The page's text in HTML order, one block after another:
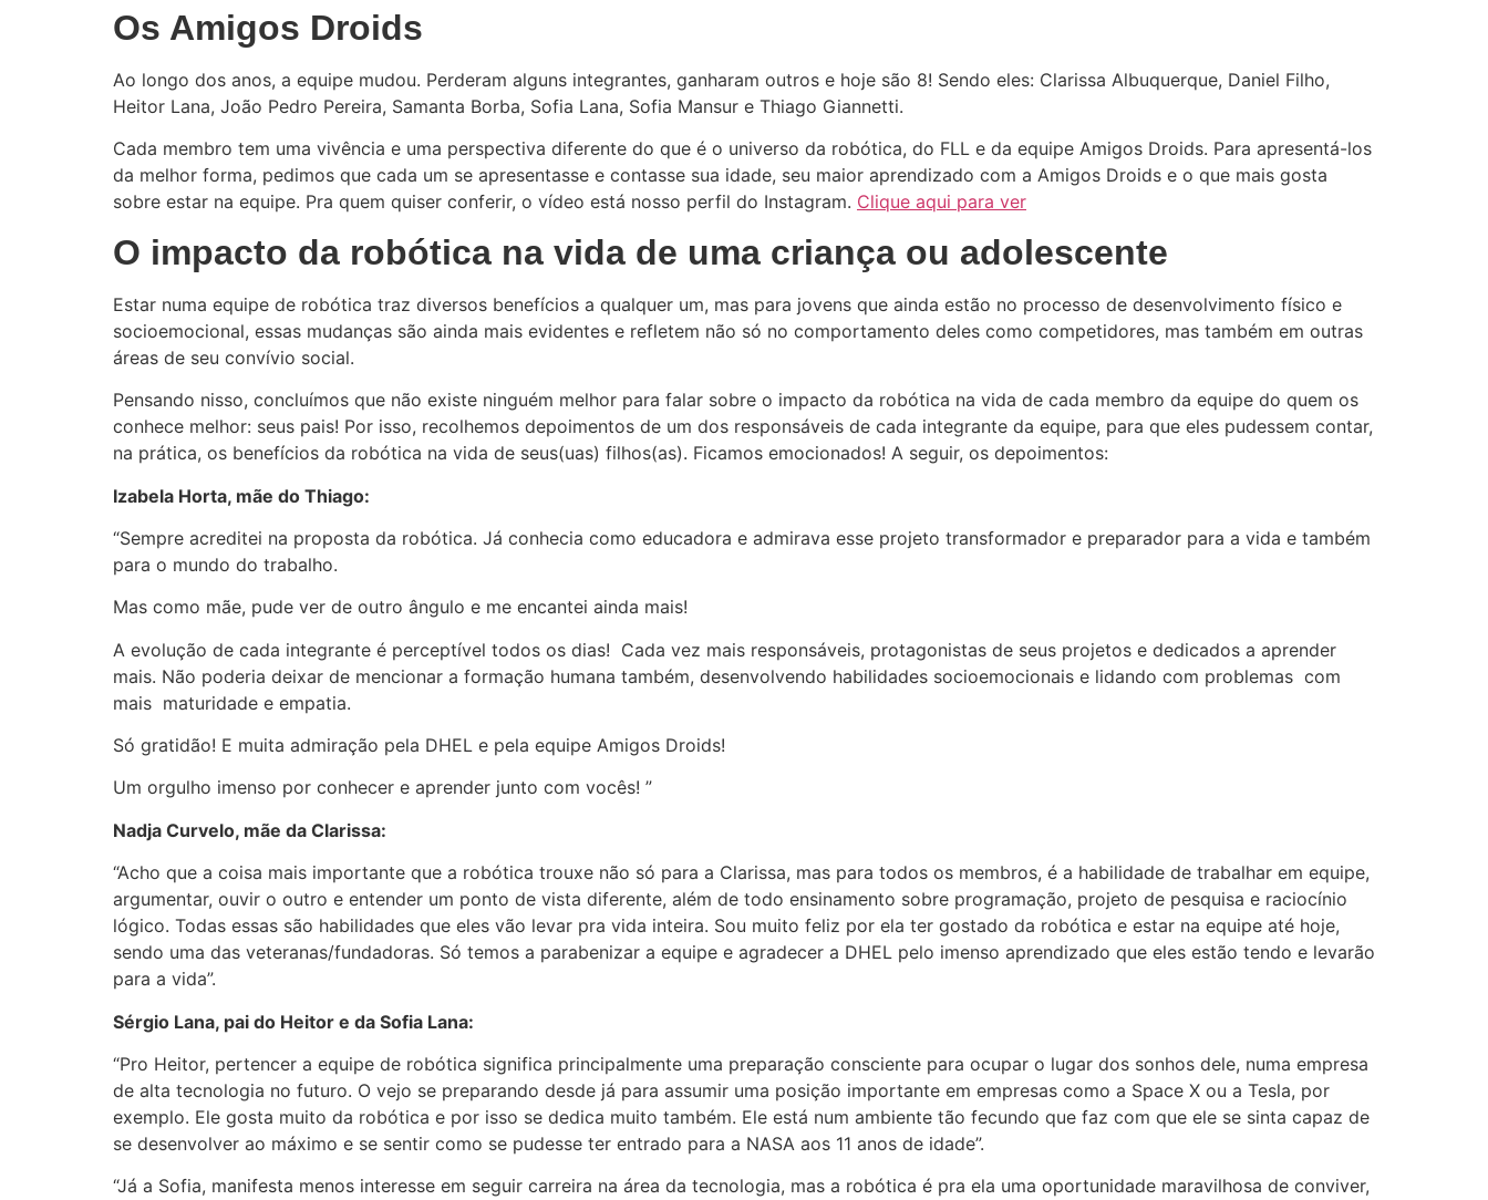
Os Amigos Droids
Ao longo dos anos, a equipe mudou. Perderam alguns integrantes, ganharam outros e hoje são 8! Sendo eles: Clarissa Albuquerque, Daniel Filho,
Heitor Lana, João Pedro Pereira, Samanta Borba, Sofia Lana, Sofia Mansur e Thiago Giannetti.
Cada membro tem uma vivência e uma perspectiva diferente do que é o universo da robótica, do FLL e da equipe Amigos Droids. Para apresentá-los
da melhor forma, pedimos que cada um se apresentasse e contasse sua idade, seu maior aprendizado com a Amigos Droids e o que mais gosta
sobre estar na equipe. Pra quem quiser conferir, o vídeo está nosso perfil do Instagram. Clique aqui para ver
O impacto da robótica na vida de uma criança ou adolescente
Estar numa equipe de robótica traz diversos benefícios a qualquer um, mas para jovens que ainda estão no processo de desenvolvimento físico e
socioemocional, essas mudanças são ainda mais evidentes e refletem não só no comportamento deles como competidores, mas também em outras
áreas de seu convívio social.
Pensando nisso, concluímos que não existe ninguém melhor para falar sobre o impacto da robótica na vida de cada membro da equipe do quem os
conhece melhor: seus pais! Por isso, recolhemos depoimentos de um dos responsáveis de cada integrante da equipe, para que eles pudessem contar,
na prática, os benefícios da robótica na vida de seus(uas) filhos(as). Ficamos emocionados! A seguir, os depoimentos:
Izabela Horta, mãe do Thiago:
“Sempre acreditei na proposta da robótica. Já conhecia como educadora e admirava esse projeto transformador e preparador para a vida e também
para o mundo do trabalho.
Mas como mãe, pude ver de outro ângulo e me encantei ainda mais!
A evolução de cada integrante é perceptível todos os dias! Cada vez mais responsáveis, protagonistas de seus projetos e dedicados a aprender
mais. Não poderia deixar de mencionar a formação humana também, desenvolvendo habilidades socioemocionais e lidando com problemas com
mais maturidade e empatia.
Só gratidão! E muita admiração pela DHEL e pela equipe Amigos Droids!
Um orgulho imenso por conhecer e aprender junto com vocês! ”
Nadja Curvelo, mãe da Clarissa:
“Acho que a coisa mais importante que a robótica trouxe não só para a Clarissa, mas para todos os membros, é a habilidade de trabalhar em equipe,
argumentar, ouvir o outro e entender um ponto de vista diferente, além de todo ensinamento sobre programação, projeto de pesquisa e raciocínio
lógico. Todas essas são habilidades que eles vão levar pra vida inteira. Sou muito feliz por ela ter gostado da robótica e estar na equipe até hoje,
sendo uma das veteranas/fundadoras. Só temos a parabenizar a equipe e agradecer a DHEL pelo imenso aprendizado que eles estão tendo e levarão
para a vida”.
Sérgio Lana, pai do Heitor e da Sofia Lana:
“Pro Heitor, pertencer a equipe de robótica significa principalmente uma preparação consciente para ocupar o lugar dos sonhos dele, numa empresa
de alta tecnologia no futuro. O vejo se preparando desde já para assumir uma posição importante em empresas como a Space X ou a Tesla, por
exemplo. Ele gosta muito da robótica e por isso se dedica muito também. Ele está num ambiente tão fecundo que faz com que ele se sinta capaz de
se desenvolver ao máximo e se sentir como se pudesse ter entrado para a NASA aos 11 anos de idade”.
“Já a Sofia, manifesta menos interesse em seguir carreira na área da tecnologia, mas a robótica é pra ela uma oportunidade maravilhosa de conviver,